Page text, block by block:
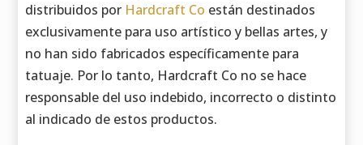
distribuidos por Hardcraft Co están destinados
exclusivamente para uso artístico y bellas artes, y
no han sido fabricados específicamente para
tatuaje. Por lo tanto, Hardcraft Co no se hace
responsable del uso indebido, incorrecto o distinto
al indicado de estos productos.